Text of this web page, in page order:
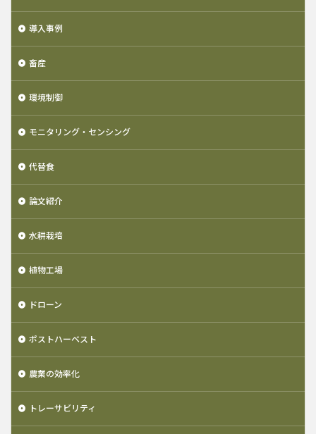
導入事例
畜産
環境制御
モニタリング・センシング
代替食
論文紹介
水耕栽培
植物工場
ドローン
ポストハーベスト
農業の効率化
トレーサビリティ